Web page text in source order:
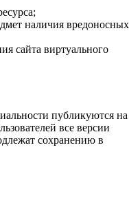
наличия вредоносных
сайта виртуального
публикуются на
все версии
сохранению в